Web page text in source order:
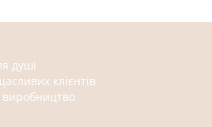
душі
клієнтів
виробництво